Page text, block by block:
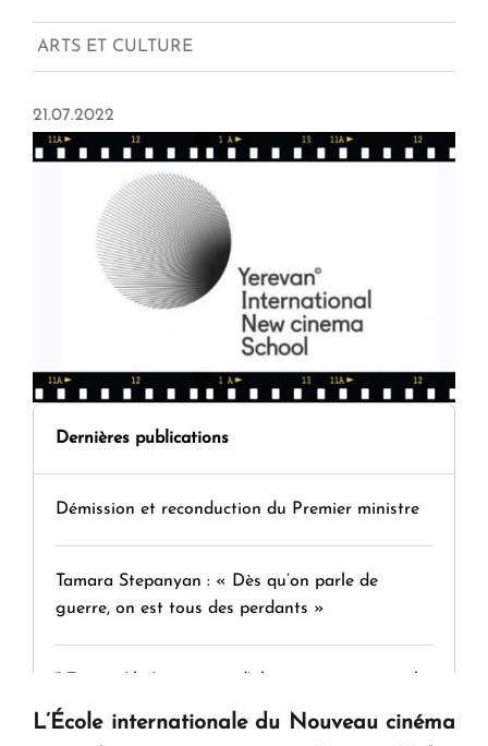
ARTS ET CULTURE
21.07.2022
Dernières publications
Démission et reconduction du Premier ministre
Tamara Stepanyan : « Dès qu’on parle de
guerre, on est tous des perdants »
question d'un référendum ne se pose pas. "
L’École internationale du Nouveau cinéma